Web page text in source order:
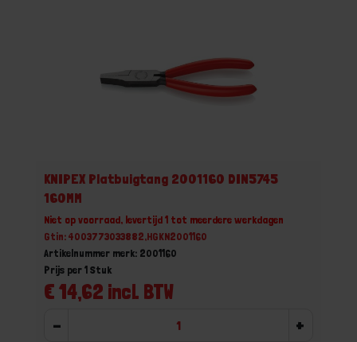
KNIPEX Platbuigtang 2001160 DIN5745
160MM
Niet op voorraad, levertijd 1 tot meerdere werkdagen
Gtin: 4003773033882,HGKN2001160
Artikelnummer merk: 2001160
€ 14,62 incl. BTW
Prijs per 1 Stuk
- +